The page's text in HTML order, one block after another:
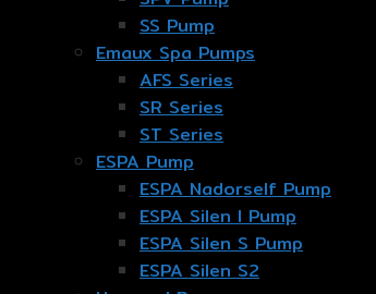
SS Pump
Emaux Spa Pumps
AFS Series
SR Series
ST Series
ESPA Pump
ESPA Nadorself Pump
ESPA Silen I Pump
ESPA Silen S Pump
ESPA Silen S2